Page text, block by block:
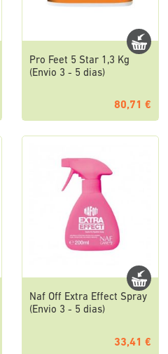
Pro Feet 5 Star 1,3 Kg
(Envio 3 - 5 dias)
80,71 €
Naf Off Extra Effect Spray
(Envio 3 - 5 dias)
33,41 €